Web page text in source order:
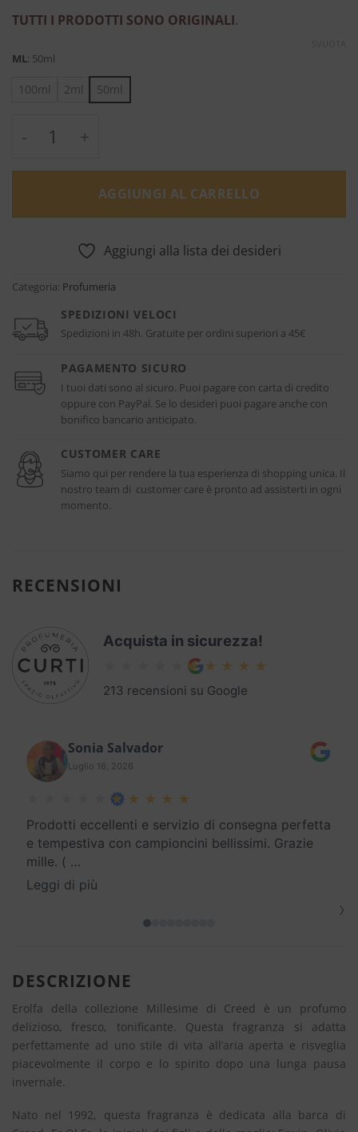
TUTTI I PRODOTTI SONO ORIGINALI.
ML: 50ml
100ml 2ml 50ml
Erolfa Millesime - Creed quantità
AGGIUNGI AL CARRELLO
Aggiungi alla lista dei desideri
Categoria: Profumeria
SPEDIZIONI VELOCI
Spedizioni in 48h. Gratuite per ordini superiori a 45€
PAGAMENTO SICURO
I tuoi dati sono al sicuro. Puoi pagare con carta di credito
oppure con PayPal. Se lo desideri puoi pagare anche con
bonifico bancario anticipato.
CUSTOMER CARE
Siamo qui per rendere la tua esperienza di shopping unica. Il
nostro team di customer care è pronto ad assisterti in ogni
momento.
RECENSIONI
Acquista in sicurezza!
213 recensioni su Google
Sonia Salvador
Luglio 16, 2026
Prodotti eccellenti e servizio di consegna perfetta
e tempestiva con campioncini bellissimi. Grazie
mille. ( …
Leggi di più
›
DESCRIZIONE
Erolfa della collezione Millesime di Creed è un profumo
delizioso, fresco, tonificante. Questa fragranza si adatta
perfettamente ad uno stile di vita all’aria aperta e risveglia
piacevolmente il corpo e lo spirito dopo una lunga pausa
invernale.
Nato nel 1992, questa fragranza è dedicata alla barca di